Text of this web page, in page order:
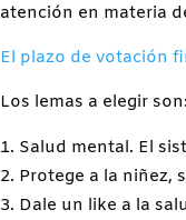
atención en materia
El plazo de votación
Los lemas a elegir son:
Salud mental. El
Protege a la niñez,
Dale un like a la